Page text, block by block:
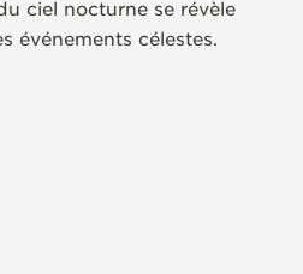
ciel nocturne se révèle
événements célestes.